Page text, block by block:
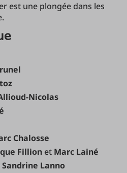
est une plongée dans les
Nicolas
Chalosse
Fillion et Marc Lainé
Sandrine Lanno